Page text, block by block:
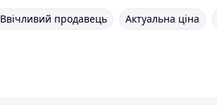
Ввічливий продавець Актуальна ціна